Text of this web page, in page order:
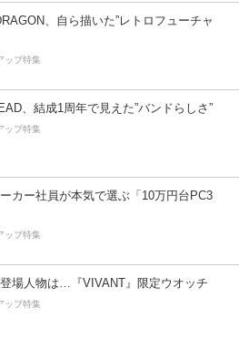
、自ら描いた”レトロフューチャ
ップ特集
、結成1周年で見えた”バンドらしさ”
ップ特集
カー社員が本気で選ぶ「10万円台PC3
ップ特集
場人物は…『VIVANT』限定ウオッチ
ップ特集